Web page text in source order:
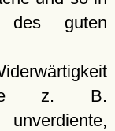
des guten
z. B.